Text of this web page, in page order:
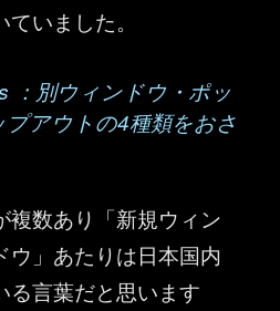
いました。
：別ウィンドウ・ポッ
アウトの4種類をおさ
複数あり「新規ウィン
ウ」あたりは日本国内
る言葉だと思います